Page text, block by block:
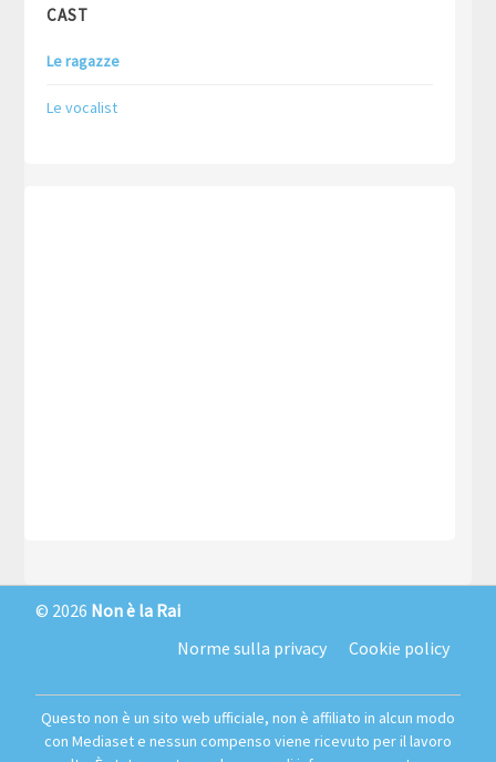
CAST
Le ragazze
Le vocalist
© 2026 Non è la Rai
Norme sulla privacy
Cookie policy
Questo non è un sito web ufficiale, non è affiliato in alcun modo
con Mediaset e nessun compenso viene ricevuto per il lavoro